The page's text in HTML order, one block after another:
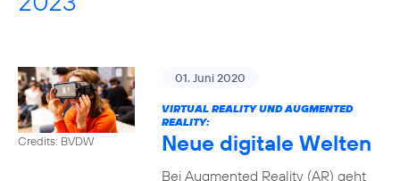
Credits: BVDW
01. Juni 2020
VIRTUAL REALITY UND AUGMENTED
REALITY:
Neue digitale Welten
Bei Augmented Reality (AR) geht